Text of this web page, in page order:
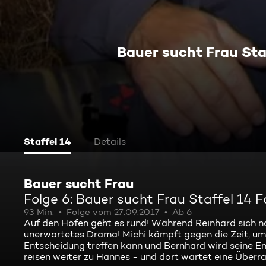
Bauer sucht Frau
Staffel 14 Details
Bauer sucht Frau
Folge 6: Bauer sucht Frau Staffel 14
93 Min. Folge vom 27.09.2017 Ab 6
Auf den Höfen geht es rund! Während Reinhard sich
unerwartetes Drama! Michi kämpft gegen die Zeit,
Entscheidung treffen kann und Bernhard wird seine
reisen weiter zu Hannes - und dort wartet eine